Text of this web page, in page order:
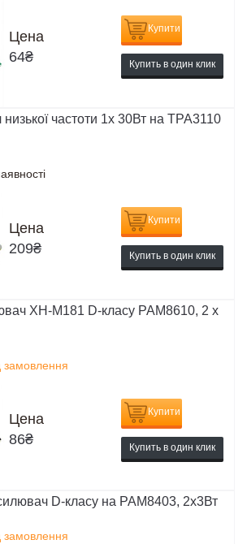
Цена
64₴
Купити
Купить в один клик
частоти 1х 30Вт на TPA3110
Цена
209₴
Купити
Купить в один клик
XH-M181 D-класу PAM8610, 2 x
замовлення
Цена
86₴
Купити
Купить в один клик
D-класу на PAM8403, 2х3Вт
замовлення